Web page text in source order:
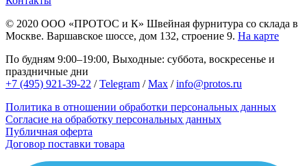
© 2020 ООО «ПРОТОС и К» Швейная фурнитура со склада в
Москве. Варшавское шоссе, дом 132, строение 9. На карте
По будням 9:00–19:00, Выходные: суббота, воскресенье и
праздничные дни
+7 (495) 921-39-22 /Telegram /Max /info@protos.ru
Политика в отношении обработки персональных данных
Согласие на обработку персональных данных
Публичная оферта
Договор поставки товара